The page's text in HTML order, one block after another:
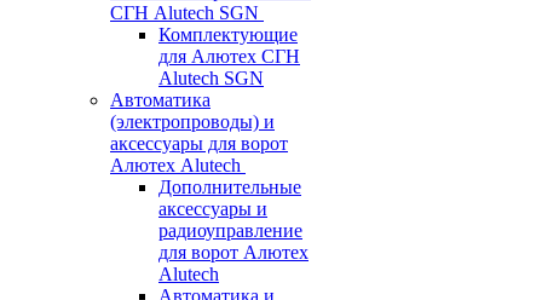
СГН Alutech SGN
Комплектующие
для Алютех СГН
Alutech SGN
Автоматика
(электропроводы) и
аксессуары для ворот
Алютех Alutech
Дополнительные
аксессуары и
радиоуправление
для ворот Алютех
Alutech
Автоматика и